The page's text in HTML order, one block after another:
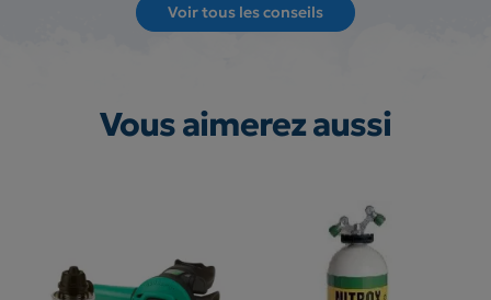
Voir tous les conseils
Vous aimerez aussi